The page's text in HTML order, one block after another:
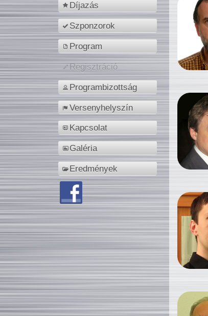
Díjazás
Szponzorok
Program
Regisztráció
Programbizottság
Versenyhelyszín
Kapcsolat
Galéria
Eredmények